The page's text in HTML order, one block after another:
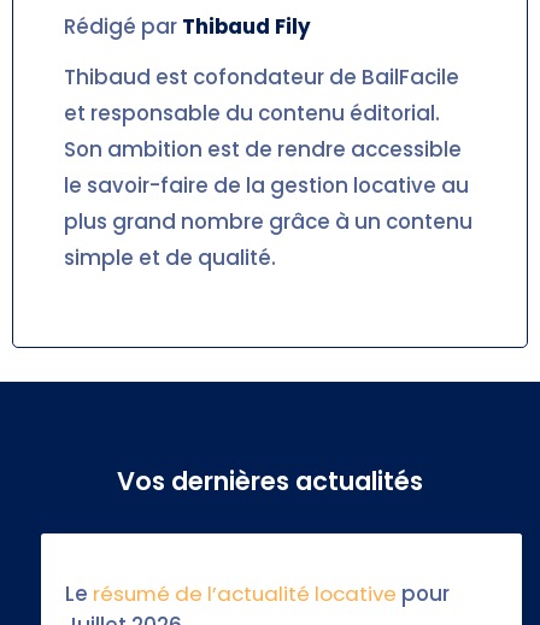
Rédigé par Thibaud Fily
Thibaud est cofondateur de BailFacile
et responsable du contenu éditorial.
Son ambition est de rendre accessible
le savoir-faire de la gestion locative au
plus grand nombre grâce à un contenu
simple et de qualité.
Vos dernières actualités
Le résumé de l’actualité locative pour